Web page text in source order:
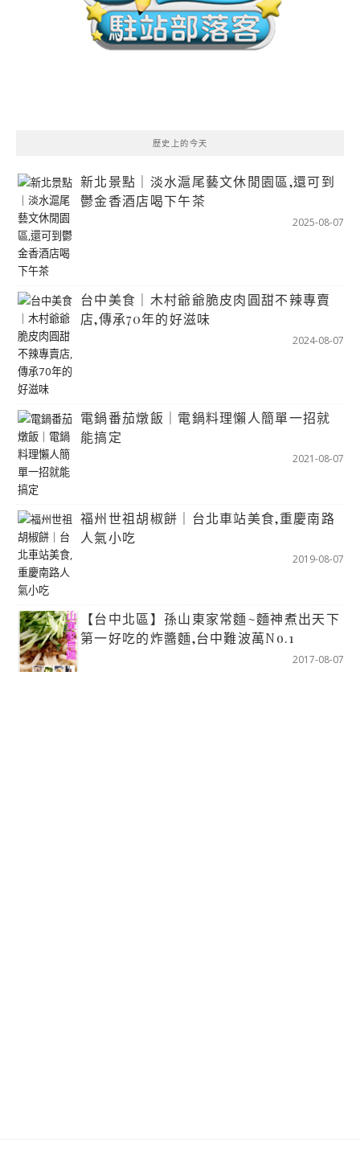
歷史上的今天
新北景點｜淡水滬尾藝文休閒園區,還可到
鬱金香酒店喝下午茶
2025-08-07
台中美食｜木村爺爺脆皮肉圓甜不辣專賣
店,傳承70年的好滋味
2024-08-07
電鍋番茄燉飯｜電鍋料理懶人簡單一招就
能搞定
2021-08-07
福州世祖胡椒餅｜台北車站美食,重慶南路
人氣小吃
2019-08-07
【台中北區】孫山東家常麵~麵神煮出天下
第一好吃的炸醬麵,台中難波萬No.1
2017-08-07